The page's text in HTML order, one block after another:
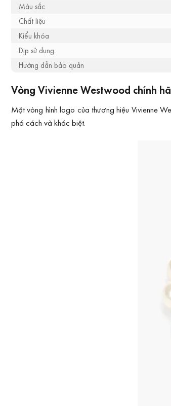
Màu sắc
Chất liệu
Kiểu khóa
Dịp sử dụng
Hướng dẫn bảo quản
Vòng Vivienne Westwood chính
Mặt vòng hình logo của thương hiệu Vivienne
phá cách và khác biệt.